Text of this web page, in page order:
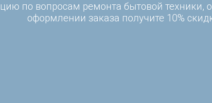
по вопросам ремонта бытовой техники,
оформлении заказа получите 10%